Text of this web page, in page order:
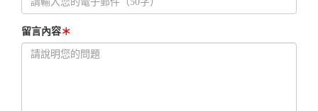
留言內容＊